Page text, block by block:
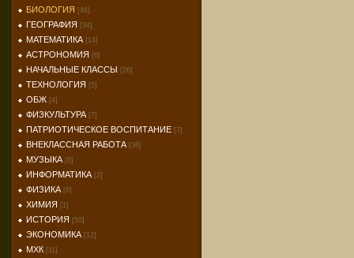
БИОЛОГИЯ [46]
ГЕОГРАФИЯ [34]
МАТЕМАТИКА [14]
АСТРОНОМИЯ [6]
НАЧАЛЬНЫЕ КЛАССЫ [26]
ТЕХНОЛОГИЯ [5]
ОБЖ [4]
ФИЗКУЛЬТУРА [7]
ПАТРИОТИЧЕСКОЕ ВОСПИТАНИЕ [7]
ВНЕКЛАССНАЯ РАБОТА [36]
МУЗЫКА [8]
ИНФОРМАТИКА [2]
ФИЗИКА [6]
ХИМИЯ [1]
ИСТОРИЯ [50]
ЭКОНОМИКА [12]
МХК [11]